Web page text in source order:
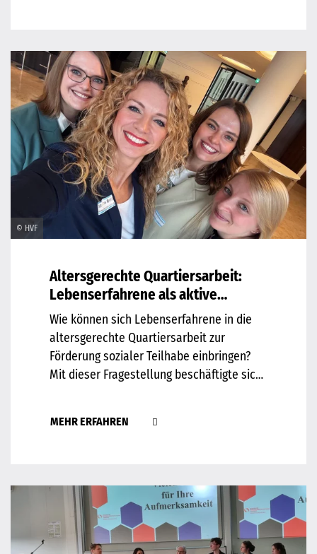
© HVF
Altersgerechte Quartiersarbeit:
Lebenserfahrene als aktive
Mitgestaltende
Wie können sich Lebenserfahrene in die
altersgerechte Quartiersarbeit zur
Förderung sozialer Teilhabe einbringen?
Mit dieser Fragestellung beschäftigte sich
– Nachhaltig. Integriert. Partizipativ.“ im
MEHR ERFAHREN